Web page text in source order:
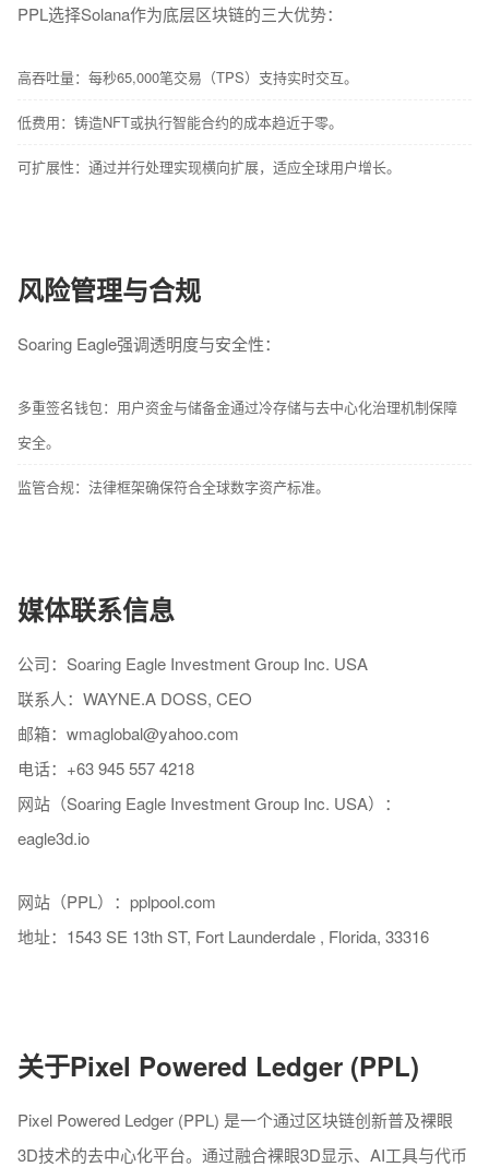
PPL选择Solana作为底层区块链的三大优势：
高吞吐量：每秒65,000笔交易（TPS）支持实时交互。
低费用：铸造NFT或执行智能合约的成本趋近于零。
可扩展性：通过并行处理实现横向扩展，适应全球用户增长。
风险管理与合规
Soaring Eagle强调透明度与安全性：
多重签名钱包：用户资金与储备金通过冷存储与去中心化治理机制保障
安全。
监管合规：法律框架确保符合全球数字资产标准。
媒体联系信息
公司：Soaring Eagle Investment Group Inc. USA
联系人：WAYNE.A DOSS, CEO
邮箱：wmaglobal@yahoo.com
电话：+63 945 557 4218
网站（Soaring Eagle Investment Group Inc. USA）：
eagle3d.io
网站（PPL）：pplpool.com
地址：1543 SE 13th ST, Fort Launderdale , Florida, 33316
关于Pixel Powered Ledger (PPL)
Pixel Powered Ledger (PPL) 是一个通过区块链创新普及裸眼
3D技术的去中心化平台。通过融合裸眼3D显示、AI工具与代币